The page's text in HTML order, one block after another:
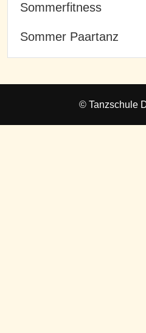
Sommerfitness
Sommer Paartanz
© Tanzschule